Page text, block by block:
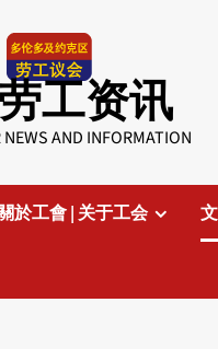
工资讯
AND INFORMATION
關於工會 | 关于工会